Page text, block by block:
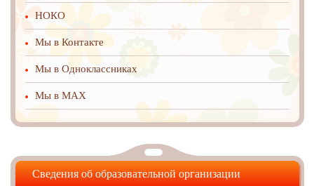
НОКО
Мы в Контакте
Мы в Одноклассниках
Мы в MAX
Сведения об образовательной организации